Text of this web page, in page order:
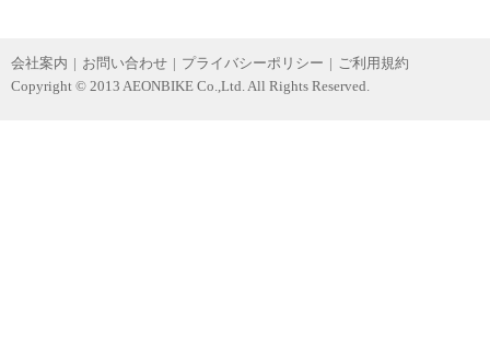
会社案内 | お問い合わせ | プライバシーポリシー | ご利用規約
Copyright © 2013 AEONBIKE Co.,Ltd. All Rights Reserved.